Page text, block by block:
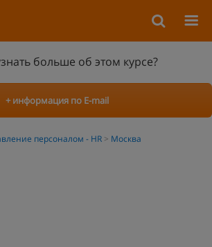
больше об этом курсе?
+ информация по E-mail
персоналом - HR Москва